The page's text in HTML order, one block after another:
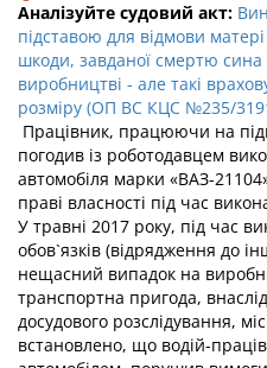
Аналізуйте судовий акт:
підставою для відмови
шкоди, завданої смертю
виробництві - але такі
розміру (ОП ВС КЦС №235/
Працівник, працюючи на
погодив із роботодавцем
автомобіля марки «ВАЗ-
праві власності під час
У травні 2017 року, під час
обов`язків (відрядження до
нещасний випадок на
транспортна пригода,
досудового розслідування,
встановлено, що водій-